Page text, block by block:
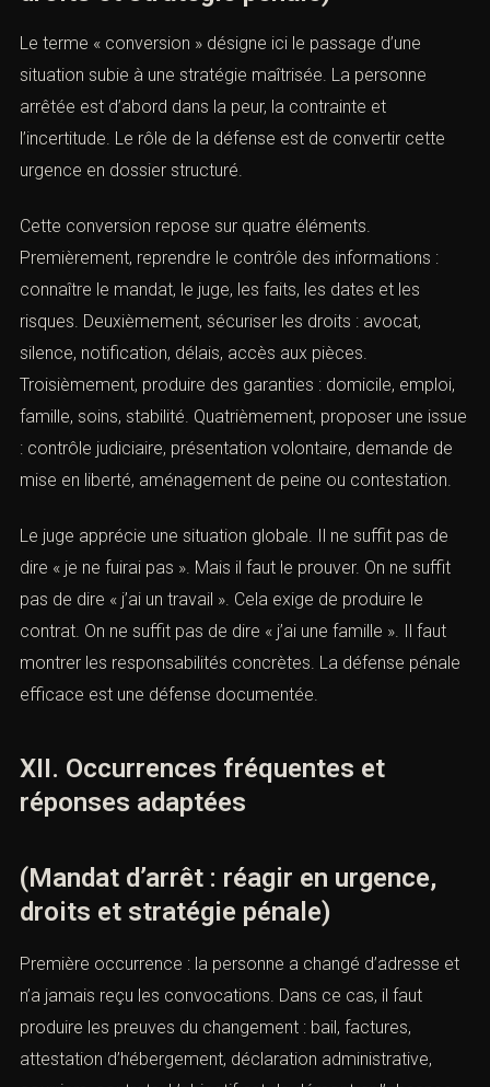
incontestable. Tout dépend des faits, du pays
demandeur, de la décision initiale et des garanties
procédurales. Les délais étant courts, la préparation doit
être immédiate.
XI. Conversion : transformer
l’urgence en défense structurée
(Mandat d’arrêt : réagir en urgence,
droits et stratégie pénale)
Le terme « conversion » désigne ici le passage d’une
situation subie à une stratégie maîtrisée. La personne
arrêtée est d’abord dans la peur, la contrainte et
l’incertitude. Le rôle de la défense est de convertir cette
Cette conversion repose sur quatre éléments.
Premièrement, reprendre le contrôle des informations :
connaître le mandat, le juge, les faits, les dates et les
risques. Deuxièmement, sécuriser les droits : avocat,
silence, notification, délais, accès aux pièces.
une issue : contrôle judiciaire, présentation volontaire,
demande de mise en liberté, aménagement de peine ou
Le juge apprécie une situation globale. Il ne suffit pas de
dire « je ne fuirai pas ». Mais il faut le prouver. On ne suffit
pas de dire « j’ai un travail ». Cela exige de produire le
contrat. On ne suffit pas de dire « j’ai une famille ». Il faut
montrer les responsabilités concrètes. La défense
pénale efficace est une défense documentée.